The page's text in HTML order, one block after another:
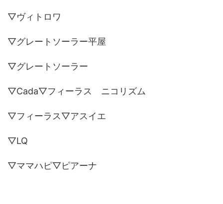
▽ヴィトロワ
▽グレートソーラー平屋
▽グレートソーラー
▽Cada▽フィーラス ニコリズム
▽フィーラス▽アスイエ
▽LQ
▽ママハピ▽ピアーナ